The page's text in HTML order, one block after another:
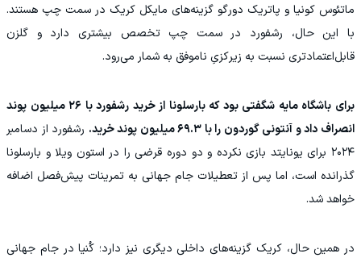
ماتئوس کونیا و پاتریک دورگو گزینه‌های مایکل کریک در سمت چپ هستند.
با این حال، رشفورد در سمت چپ تخصص بیشتری دارد و گلزن
قابل‌اعتمادتری نسبت به زیرکزیِ ناموفق به شمار می‌رود.
برای باشگاه مایه شگفتی بود که بارسلونا از خرید رشفورد با ۲۶ میلیون پوند
انصراف داد و آنتونی گوردون را با ۶۹.۳ میلیون پوند خرید.
رشفورد از دسامبر
۲۰۲۴ برای یونایتد بازی نکرده و دو دوره قرضی را در استون ویلا و بارسلونا
گذرانده است، اما پس از تعطیلات جام جهانی به تمرینات پیش‌فصل اضافه
خواهد شد.
در همین حال، کریک گزینه‌های داخلی دیگری نیز دارد؛ کُنیا در جام جهانی